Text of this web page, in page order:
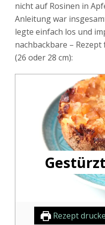
nicht auf Rosinen in
Anleitung war
legte einfach los und
nachbackbare –
(26 oder 28 cm):
Rezept